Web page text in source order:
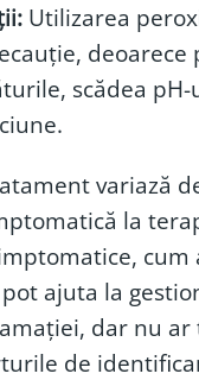
Utilizarea
deoarece
scădea
variază
la
cum
ajuta la
dar nu ar
de